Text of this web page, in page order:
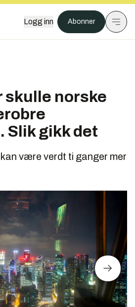
Logg inn Abonner
skulle norske
Slik gikk det
være verdt ti ganger mer